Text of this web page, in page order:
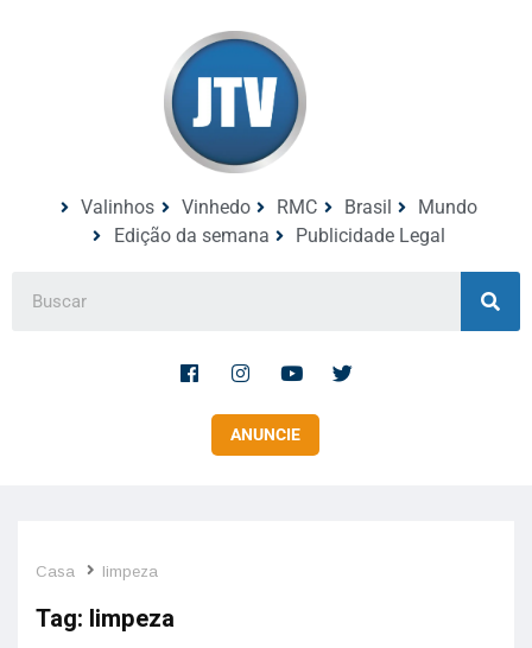
Valinhos Vinhedo RMC Brasil
Mundo
Edição da semana
Publicidade Legal
ANUNCIE
Casa limpeza
Tag: limpeza